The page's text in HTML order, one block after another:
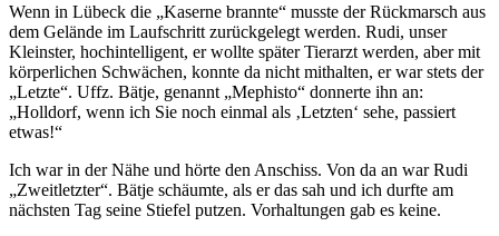
Wenn in Lübeck die
Kaserne brannte
musste der Rückmarsch aus
dem Gelände im Laufschritt zurückgelegt werden. Rudi, unser
Kleinster, hochintelligent, er wollte später Tierarzt werden, aber mit
körperlichen Schwächen, konnte da nicht mithalten, er war stets der
Letzte . Uffz. Bätje, genannt Mephisto
donnerte ihn an:
Holldorf, wenn ich Sie noch einmal als Letzten sehe, passiert
etwas!
Ich war in der Nähe und hörte den Anschiss. Von da an war Rudi
Zweitletzter . Bätje schäumte, als er das sah und ich durfte am
nächsten Tag seine Stiefel putzen. Vorhaltungen gab es keine.